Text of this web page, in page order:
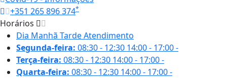
+351 265 896 374*
Horários
Dia Manhã TardeAtendimento
Segunda-feira: 08:30 - 12:30 14:00 - 17:00-
Terça-feira: 08:30 - 12:30 14:00 - 17:00-
Quarta-feira: 08:30 - 12:30 14:00 - 17:00-